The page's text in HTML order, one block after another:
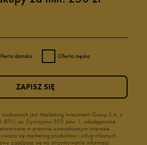
damska Oferta męska
jest Marketing Investment Group S.A. z
871), os. Dywizjonu 303 paw. 1, udostępnione
w prawnie uzasadnionym interesie
się marketing produktów i usług własnych.
zgadzasz się na otrzymywanie informacji
ZAPISZ SIĘ